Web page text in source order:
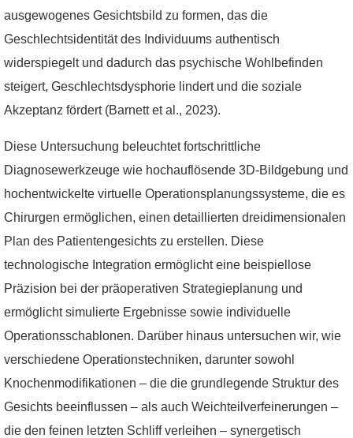
ausgewogenes Gesichtsbild zu formen, das die
Geschlechtsidentität des Individuums authentisch
widerspiegelt und dadurch das psychische Wohlbefinden
steigert, Geschlechtsdysphorie lindert und die soziale
Akzeptanz fördert (Barnett et al., 2023).
Diese Untersuchung beleuchtet fortschrittliche
Diagnosewerkzeuge wie hochauflösende 3D-Bildgebung und
hochentwickelte virtuelle Operationsplanungssysteme, die es
Chirurgen ermöglichen, einen detaillierten dreidimensionalen
Plan des Patientengesichts zu erstellen. Diese
technologische Integration ermöglicht eine beispiellose
Präzision bei der präoperativen Strategieplanung und
ermöglicht simulierte Ergebnisse sowie individuelle
Operationsschablonen. Darüber hinaus untersuchen wir, wie
verschiedene Operationstechniken, darunter sowohl
Knochenmodifikationen – die die grundlegende Struktur des
Gesichts beeinflussen – als auch Weichteilverfeinerungen –
die den feinen letzten Schliff verleihen – synergetisch